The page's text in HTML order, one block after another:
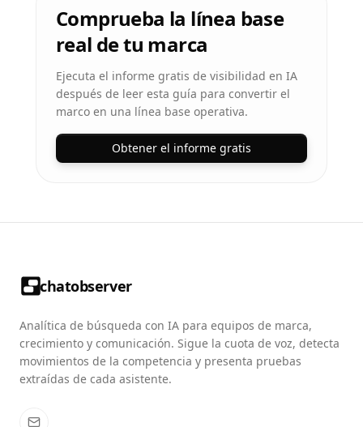
Comprueba la línea base
real de tu marca
Ejecuta el informe gratis de visibilidad en IA
después de leer esta guía para convertir el
marco en una línea base operativa.
Obtener el informe gratis
chatobserver
Analítica de búsqueda con IA para equipos de marca,
crecimiento y comunicación. Sigue la cuota de voz, detecta
movimientos de la competencia y presenta pruebas
extraídas de cada asistente.